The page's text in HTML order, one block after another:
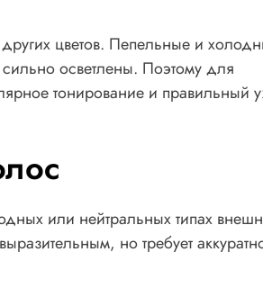
цветов. Пепельные и
осветлены. Поэтому для
тонирование и правильный
или нейтральных типах
но требует